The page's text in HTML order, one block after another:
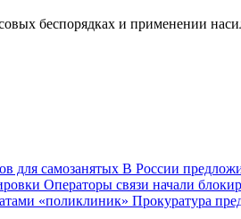
беспорядках и применении
В России
Операторы связи начали
Прокуратура